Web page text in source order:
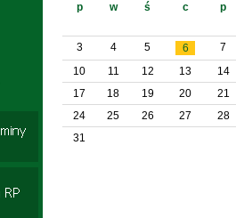
p w ś c p
3 4 5 6
7
10
11 12 13
14
17
18 19 20
21
24
25 26 27
28
31